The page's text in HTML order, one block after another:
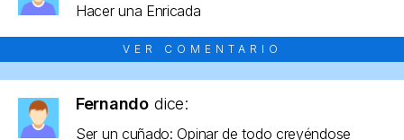
Hacer una Enricada
VER COMENTARIO
Fernando dice:
Ser un cuñado: Opinar de todo creyéndose